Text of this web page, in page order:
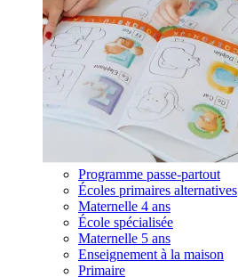
Programme passe-partout
Écoles primaires alternatives
Maternelle 4 ans
École spécialisée
Maternelle 5 ans
Enseignement à la maison
Primaire